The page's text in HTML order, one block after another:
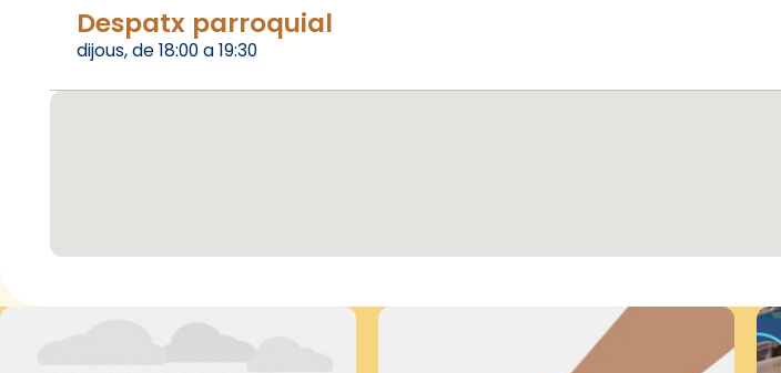
Despatx parroquial
dijous, de 18:00 a 19:30